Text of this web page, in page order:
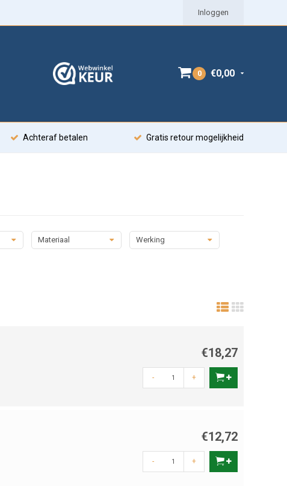
Inloggen
0 €0,00
Achteraf betalen Gratis retour mogelijkheid
Materiaal Werking
€18,27
- +
€12,72
- +